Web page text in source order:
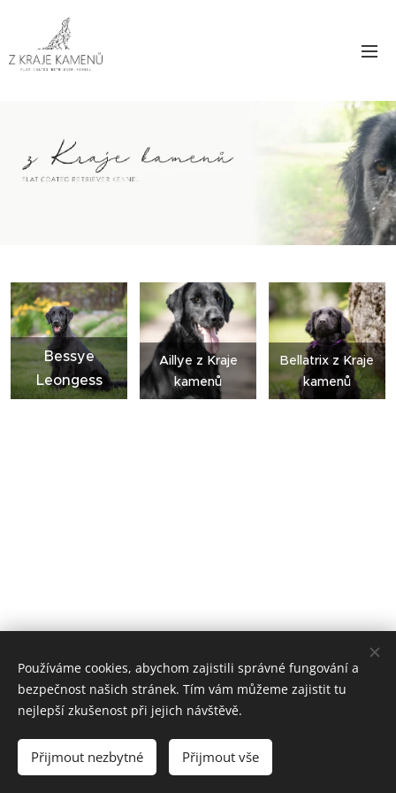
Bessye
Leongess
Aillye z Kraje
kamenů
Bellatrix z Kraje
kamenů
Vytvořeno službou Cookies
Používáme cookies, abychom zajistili správné fungování a
bezpečnost našich stránek. Tím vám můžeme zajistit tu
nejlepší zkušenost při jejich návštěvě.
Přijmout nezbytné Přijmout vše